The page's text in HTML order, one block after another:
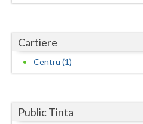
Hunedoara
Ialomita
Ilfov
Cartiere
Centru (1)
Public Tinta